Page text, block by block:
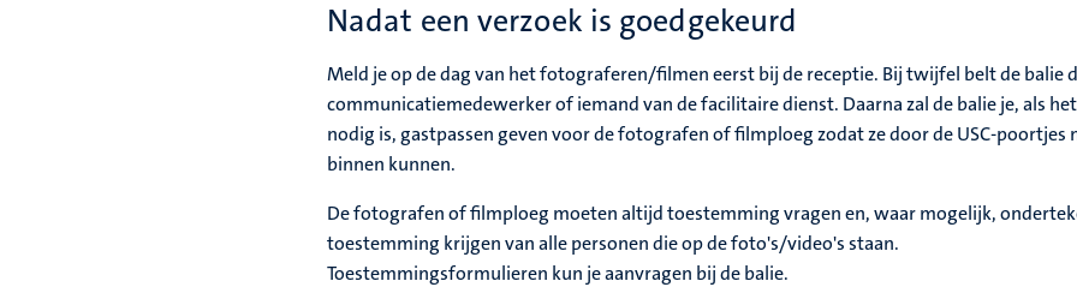
Nadat een verzoek is goedgekeurd
Meld je op de dag van het fotograferen/filmen eerst bij de receptie. Bij twijfel belt de balie
communicatiemedewerker of iemand van de facilitaire dienst. Daarna zal de balie je, als het
nodig is, gastpassen geven voor de fotografen of filmploeg zodat ze door de USC-poortjes
binnen kunnen.
De fotografen of filmploeg moeten altijd toestemming vragen en, waar mogelijk,
toestemming krijgen van alle personen die op de foto's/video's staan.
Toestemmingsformulieren kun je aanvragen bij de balie.